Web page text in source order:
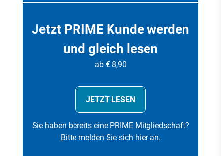
Jetzt PRIME Kunde werden
und gleich lesen
ab € 8,90
JETZT LESEN
Sie haben bereits eine PRIME Mitgliedschaft?
Bitte melden Sie sich hier an.